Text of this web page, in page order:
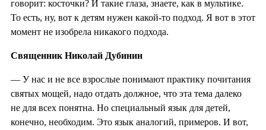
говорит: косточки? И такие глаза, знаете, как в мультике.
То есть, ну, вот к детям нужен какой-то подход. Я вот в этот
момент не изобрела никакого подхода.
Священник Николай Дубинин
— У нас и не все взрослые понимают практику почитания
святых мощей, надо отдать должное, что эта тема далеко
не для всех понятна. Но специальный язык для детей,
конечно, необходим. Это язык аналогий, примеров. И вот,